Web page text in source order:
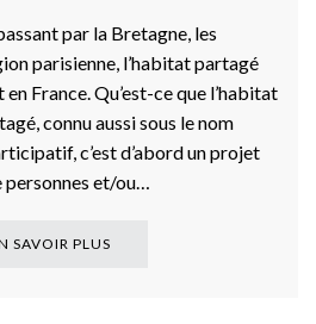
par la Bretagne, les
parisienne, l’habitat partagé
France. Qu’est-ce que l’habitat
connu aussi sous le nom
c’est d’abord un projet
personnes et/ou…
SAVOIR PLUS